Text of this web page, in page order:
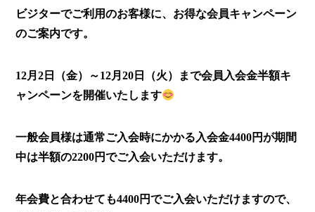
ビジターでご利用のお客様に、お得な会員キャンペーン
のご案内です。
12月2日（金）～12月20日（火）まで会員入会金半額キ
ャンペーンを開催いたします
一般会員様は通常ご入会時にかかる入会金4400円が期間
中は半額の2200円でご入会いただけます。
年会費と合わせても4400円でご入会いただけますので、